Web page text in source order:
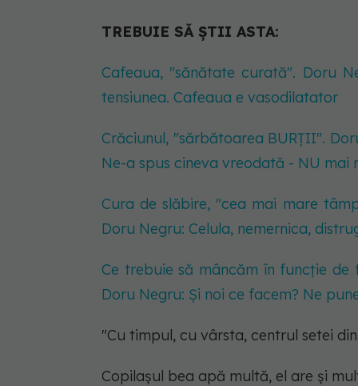
TREBUIE SĂ ȘTII ASTA:
Cafeaua, "sănătate curată". Doru
tensiunea. Cafeaua e vasodilatator
Crăciunul, "sărbătoarea BURȚII".
Ne-a spus cineva vreodată - NU mai
Cura de slăbire, "cea mai mare
Doru Negru: Celula, nemernica,
Ce trebuie să mâncăm în funcție
Doru Negru: Și noi ce facem? Ne
"Cu timpul, cu vârsta, centrul setei
Copilașul bea apă multă, el are și